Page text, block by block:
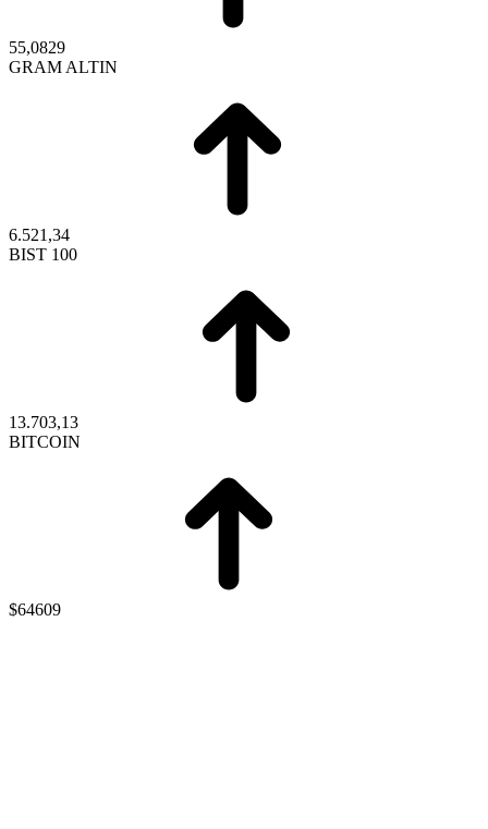
55,0829
GRAM ALTIN
6.521,34
BIST 100
13.703,13
BITCOIN
$64609